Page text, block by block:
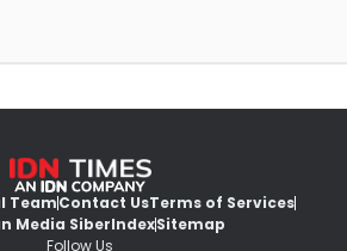
TeamContact UsTerms of Services
Media SiberIndexSitemap
Follow Us